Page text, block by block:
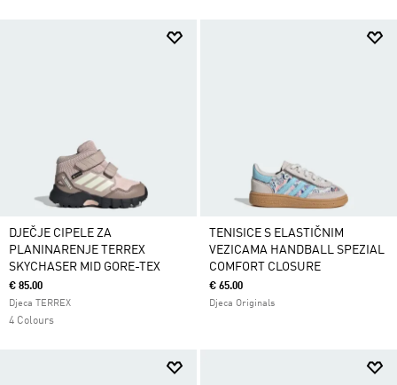
DJEČJE CIPELE ZA
PLANINARENJE TERREX
SKYCHASER MID GORE-TEX
€ 85.00
Djeca TERREX
4 Colours
TENISICE S ELASTIČNIM
VEZICAMA HANDBALL SPEZIAL
COMFORT CLOSURE
€ 65.00
Djeca Originals